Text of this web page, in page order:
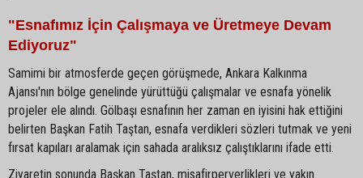
"Esnafımız İçin Çalışmaya ve Üretmeye Devam
Ediyoruz"
Samimi bir atmosferde geçen görüşmede, Ankara Kalkınma
Ajansı'nın bölge genelinde yürüttüğü çalışmalar ve esnafa yönelik
projeler ele alındı. Gölbaşı esnafının her zaman en iyisini hak ettiğini
belirten Başkan Fatih Taştan, esnafa verdikleri sözleri tutmak ve yeni
fırsat kapıları aralamak için sahada aralıksız çalıştıklarını ifade etti.
Ziyaretin sonunda Başkan Taştan, misafirperverlikleri ve yakın